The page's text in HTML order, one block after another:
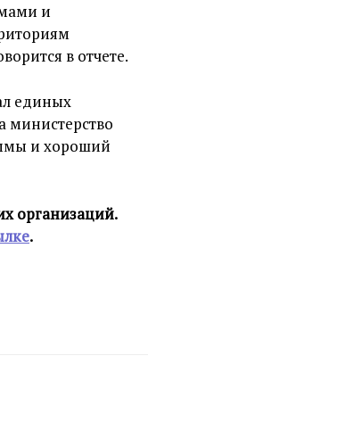
и
в отчете.
единых
министерство
и хороший
организаций.
.